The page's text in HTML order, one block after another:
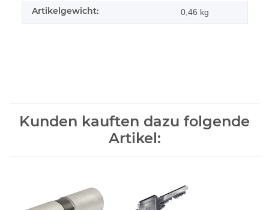
Artikelgewicht: 0,46 kg
Kunden kauften dazu folgende
Artikel: